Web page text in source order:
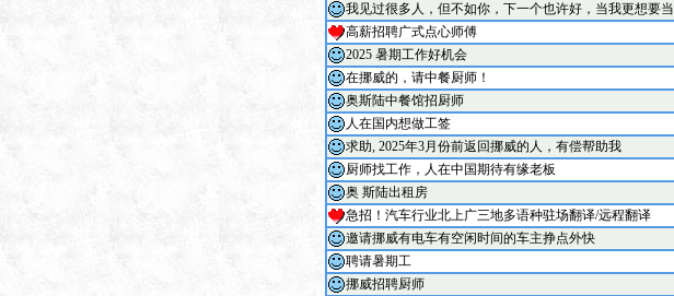
我见过很多人，但不如你，下一个也许好，当我更想要当
高薪招聘广式点心师傅
2025 暑期工作好机会
在挪威的，请中餐厨师！
奥斯陆中餐馆招厨师
人在国内想做工签
求助, 2025年3月份前返回挪威的人，有偿帮助我
厨师找工作，人在中国期待有缘老板
奥 斯陆出租房
急招！汽车行业北上广三地多语种驻场翻译/远程翻译
邀请挪威有电车有空闲时间的车主挣点外快
聘请暑期工
挪威招聘厨师